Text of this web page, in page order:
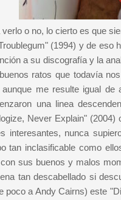
o no, lo cierto es que
(1994) y de
a su discografía y la
ratos que todavía
me resulte igual
una linea
Never Explain"
interesantes, nunca
tan inclasificable como
sus buenos y malos
tan descabellado si
poco a Andy Cairns) este